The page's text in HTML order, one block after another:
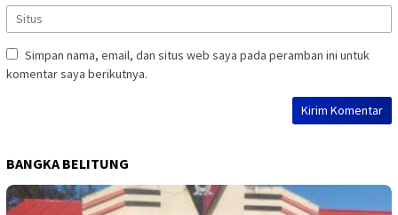
Simpan nama, email, dan situs web saya pada peramban ini untuk
komentar saya berikutnya.
BANGKA BELITUNG